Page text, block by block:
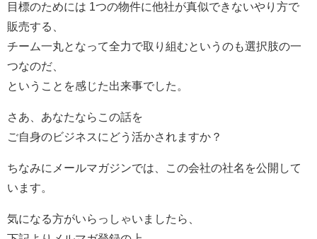
目標のためには 1つの物件に他社が真似できないやり方で
販売する、
チーム一丸となって全力で取り組むというのも選択肢の一
つなのだ、
ということを感じた出来事でした。
さあ、あなたならこの話を
ご自身のビジネスにどう活かされますか？
ちなみにメールマガジンでは、この会社の社名を公開して
います。
気になる方がいらっしゃいましたら、